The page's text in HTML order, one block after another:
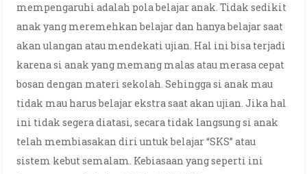
mempengaruhi adalah pola belajar anak. Tidak sedikit
anak yang meremehkan belajar dan hanya belajar saat
akan ulangan atau mendekati ujian. Hal ini bisa terjadi
karena si anak yang memang malas atau merasa cepat
bosan dengan materi sekolah. Sehingga si anak mau
tidak mau harus belajar ekstra saat akan ujian. Jika hal
ini tidak segera diatasi, secara tidak langsung si anak
telah membiasakan diri untuk belajar “SKS” atau
sistem kebut semalam. Kebiasaan yang seperti ini